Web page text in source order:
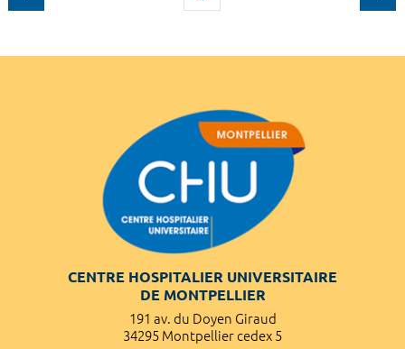
CENTRE HOSPITALIER UNIVERSITAIRE
DE MONTPELLIER
191 av. du Doyen Giraud
34295 Montpellier cedex 5